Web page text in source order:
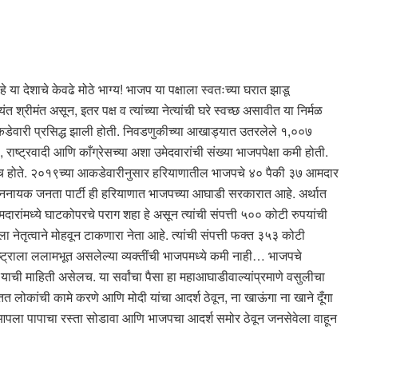
देशाचे केवढे मोठे भाग्य! भाजप या पक्षाला स्वतःच्या घरात झाडू
असून, इतर पक्ष व त्यांच्या नेत्यांची घरे स्वच्छ असावीत या निर्मळ
प्रसिद्ध झाली होती. निवडणुकीच्या आखाड्यात उतरलेले १,००७
आणि काँग्रेसच्या अशा उमेदवारांची संख्या भाजपपेक्षा कमी होती.
होते. २०१९च्या आकडेवारीनुसार हरियाणातील भाजपचे ४० पैकी ३७ आमदार
जनता पार्टी ही हरियाणात भाजपच्या आघाडी सरकारात आहे. अर्थात
घाटकोपरचे पराग शहा हे असून त्यांची संपत्ती ५०० कोटी रुपयांची
मोहवून टाकणारा नेता आहे. त्यांची संपत्ती फक्त ३५३ कोटी
ललामभूत असलेल्या व्यक्तींची भाजपमध्ये कमी नाही… भाजपचे
माहिती असेलच. या सर्वांचा पैसा हा महाआघाडीवाल्यांप्रमाणे वसुलीचा
लोकांची कामे करणे आणि मोदी यांचा आदर्श ठेवून, ना खाऊंगा ना खाने दूँगा
पापाचा रस्ता सोडावा आणि भाजपचा आदर्श समोर ठेवून जनसेवेला वाहून